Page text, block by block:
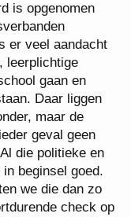
is opgenomen
er veel aandacht
leerplichtige
gaan en
Daar liggen
maar de
geval geen
die politieke en
beginsel goed.
we die dan zo
check op